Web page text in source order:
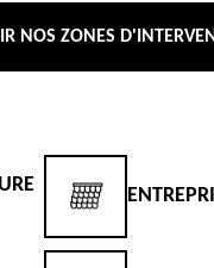
NOS ZONES